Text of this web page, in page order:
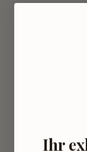
Dubái
¿La
está exenta
¿Pueden
comprar
Ihr